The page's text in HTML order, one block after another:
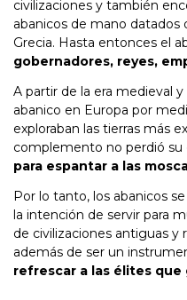
civilizaciones y también
abanicos de mano datados
Grecia. Hasta entonces el
gobernadores, reyes,
A partir de la era medieval
abanico en Europa por
exploraban las tierras más
complemento no perdió su
para espantar a las
Por lo tanto, los abanicos
la intención de servir para
de civilizaciones antiguas y
además de ser un
refrescar a las élites